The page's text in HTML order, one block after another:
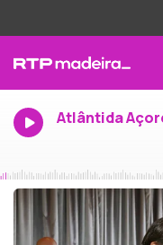
Atlântida